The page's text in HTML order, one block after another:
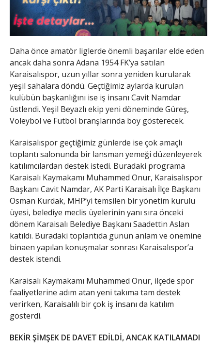
Daha önce amatör liglerde önemli başarılar elde eden
ancak daha sonra Adana 1954 FK’ya satılan
Karaisalıspor, uzun yıllar sonra yeniden kurularak
yeşil sahalara döndü. Geçtiğimiz aylarda kurulan
kulübün başkanlığını ise iş insanı Cavit Namdar
üstlendi. Yeşil Beyazlı ekip yeni döneminde Güreş,
Voleybol ve Futbol branşlarında boy gösterecek.
Karaisalıspor geçtiğimiz günlerde ise çok amaçlı
toplantı salonunda bir lansman yemeği düzenleyerek
katılımcılardan destek istedi. Buradaki programa
Karaisalı Kaymakamı Muhammed Onur, Karaisalıspor
Başkanı Cavit Namdar, AK Parti Karaisalı İlçe Başkanı
Osman Kurdak, MHP’yi temsilen bir yönetim kurulu
üyesi, belediye meclis üyelerinin yanı sıra önceki
dönem Karaisalı Belediye Başkanı Saadettin Aslan
katıldı. Buradaki toplantıda günün anlam ve önemine
binaen yapılan konuşmalar sonrası Karaisalıspor’a
destek istendi.
Karaisalı Kaymakamı Muhammed Onur, ilçede spor
faaliyetlerine adım atan yeni takıma tam destek
verirken, Karaisalılı bir çok iş insanı da katılım
gösterdi.
BEKİR ŞİMŞEK DE DAVET EDİLDİ, ANCAK KATILAMADI